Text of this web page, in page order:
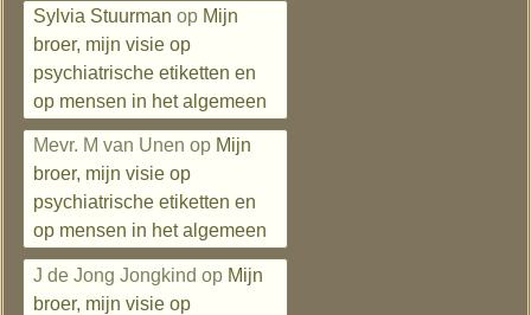
Sylvia Stuurman op Mijn
broer, mijn visie op
psychiatrische etiketten en
op mensen in het algemeen
Mevr. M van Unen op Mijn
broer, mijn visie op
psychiatrische etiketten en
op mensen in het algemeen
J de Jong Jongkind op Mijn
broer, mijn visie op